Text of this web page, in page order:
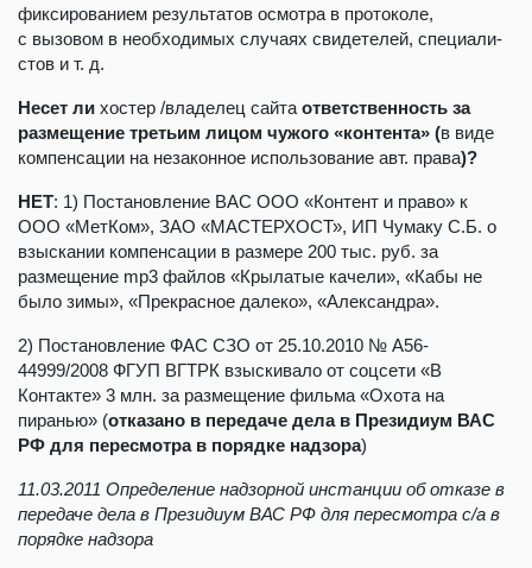
фиксированием результатов осмотра в протоколе,
с вызовом в необходимых случаях свидетелей, специали­
стов и т. д.
Несет ли хостер /владелец сайта ответственность за
размещение третьим лицом чужого «контента» (в виде
компенсации на незаконное использование авт. права)?
НЕТ: 1) Постановление ВАС ООО «Контент и право» к
ООО «МетКом», ЗАО «МАСТЕРХОСТ», ИП Чумаку С.Б. о
взыскании компенсации в размере 200 тыс. руб. за
размещение mp3 файлов «Крылатые качели», «Кабы не
было зимы», «Прекрасное далеко», «Александра».
2) Постановление ФАС СЗО от 25.10.2010 № А56-
44999/2008 ФГУП ВГТРК взыскивало от соцсети «В
Контакте» 3 млн. за размещение фильма «Охота на
пиранью» (отказано в передаче дела в Президиум ВАС
РФ для пересмотра в порядке надзора)
11.03.2011 Определение надзорной инстанции об отказе в
передаче дела в Президиум ВАС РФ для пересмотра с/а в
порядке надзора